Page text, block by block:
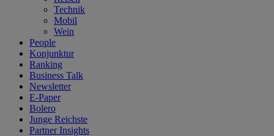
Technik
Mobil
Wein
People
Konjunktur
Ranking
Business Talk
Newsletter
E-Paper
Bolero
Junge Reichste
Partner Insights